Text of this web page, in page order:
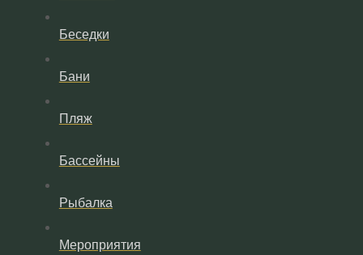
Беседки
Бани
Пляж
Бассейны
Рыбалка
Мероприятия